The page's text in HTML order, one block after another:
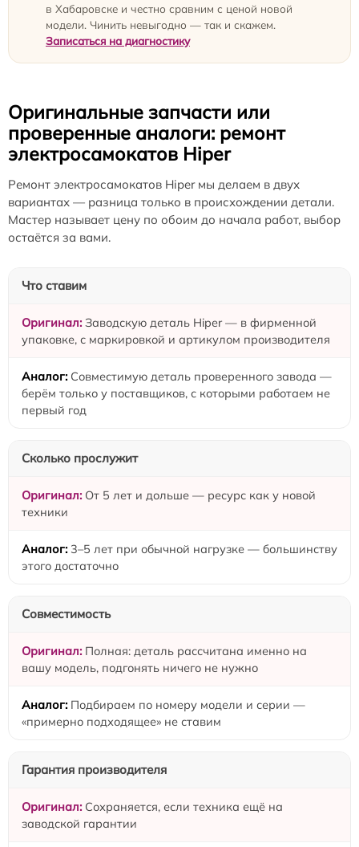
в Хабаровске и честно сравним с ценой новой
модели. Чинить невыгодно — так и скажем.
Записаться на диагностику
Оригинальные запчасти или
проверенные аналоги: ремонт
электросамокатов Hiper
Ремонт электросамокатов Hiper мы делаем в двух
вариантах — разница только в происхождении детали.
Мастер называет цену по обоим до начала работ, выбор
остаётся за вами.
Что ставим
Заводскую деталь Hiper — в фирменной
упаковке, с маркировкой и артикулом производителя
Совместимую деталь проверенного завода —
берём только у поставщиков, с которыми работаем не
первый год
Сколько прослужит
От 5 лет и дольше — ресурс как у новой
техники
3–5 лет при обычной нагрузке — большинству
этого достаточно
Совместимость
Полная: деталь рассчитана именно на
вашу модель, подгонять ничего не нужно
Подбираем по номеру модели и серии —
«примерно подходящее» не ставим
Гарантия производителя
Сохраняется, если техника ещё на
заводской гарантии